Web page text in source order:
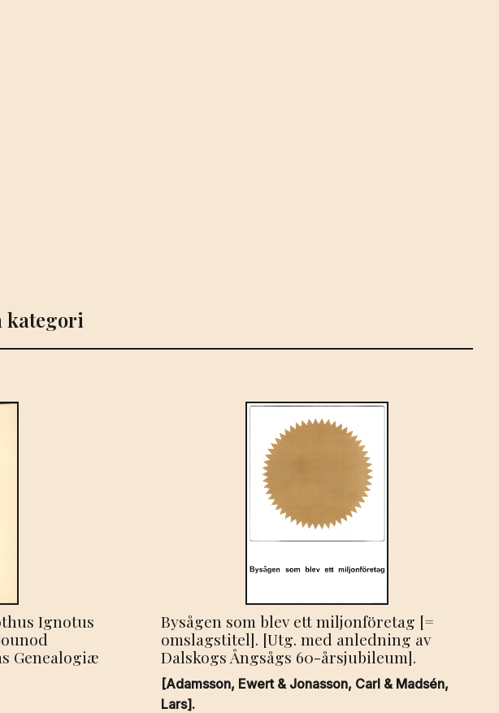
kategori
Ignotus
Genealogiæ
Bysågen som blev ett miljonföretag [=
omslagstitel]. [Utg. med anledning av
Dalskogs Ångsågs 60-årsjubileum].
[Adamsson, Ewert & Jonasson, Carl & Madsén,
Lars].